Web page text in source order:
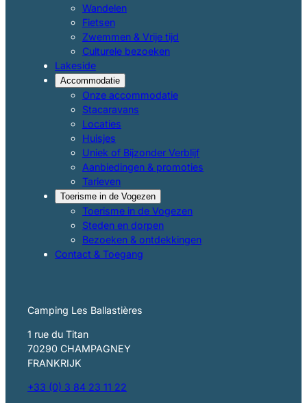
Wandelen
Fietsen
Zwemmen & Vrije tijd
Culturele bezoeken
Lakeside
Accommodatie
Onze accommodatie
Stacaravans
Locaties
Huisjes
Uniek of Bijzonder Verblijf
Aanbiedingen & promoties
Tarieven
Toerisme in de Vogezen
Toerisme in de Vogezen
Steden en dorpen
Bezoeken & ontdekkingen
Contact & Toegang
Camping Les Ballastières
1 rue du Titan
70290 CHAMPAGNEY
FRANKRIJK
+33 (0) 3 84 23 11 22